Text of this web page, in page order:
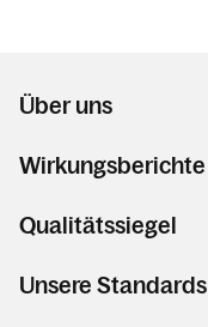
Über uns
Wirkungsberichte
Qualitätssiegel
Unsere Standards